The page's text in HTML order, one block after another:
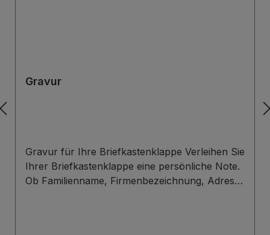
Gravur
Gravur für Ihre Briefkastenklappe Verleihen Sie
Ihrer Briefkastenklappe eine persönliche Note.
Ob Familienname, Firmenbezeichnung, Adresse